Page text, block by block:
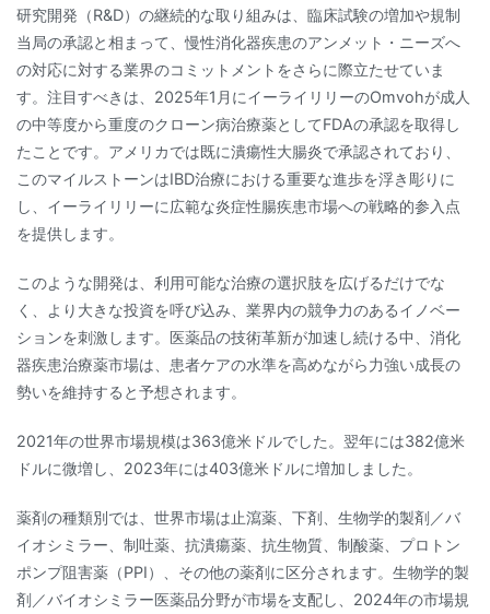
研究開発（R&D）の継続的な取り組みは、臨床試験の増加や規制
当局の承認と相まって、慢性消化器疾患のアンメット・ニーズへ
の対応に対する業界のコミットメントをさらに際立たせていま
す。注目すべきは、2025年1月にイーライリリーのOmvohが成人
の中等度から重度のクローン病治療薬としてFDAの承認を取得し
たことです。アメリカでは既に潰瘍性大腸炎で承認されており、
このマイルストーンはIBD治療における重要な進歩を浮き彫りに
し、イーライリリーに広範な炎症性腸疾患市場への戦略的参入点
を提供します。
このような開発は、利用可能な治療の選択肢を広げるだけでな
く、より大きな投資を呼び込み、業界内の競争力のあるイノベー
ションを刺激します。医薬品の技術革新が加速し続ける中、消化
器疾患治療薬市場は、患者ケアの水準を高めながら力強い成長の
勢いを維持すると予想されます。
2021年の世界市場規模は363億米ドルでした。翌年には382億米
ドルに微増し、2023年には403億米ドルに増加しました。
薬剤の種類別では、世界市場は止瀉薬、下剤、生物学的製剤／バ
イオシミラー、制吐薬、抗潰瘍薬、抗生物質、制酸薬、プロトン
ポンプ阻害薬（PPI）、その他の薬剤に区分されます。生物学的製
剤／バイオシミラー医薬品分野が市場を支配し、2024年の市場規